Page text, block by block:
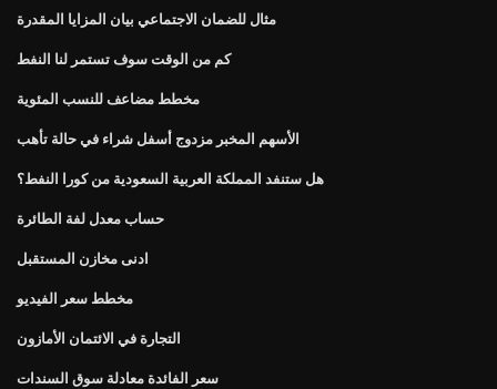
مثال للضمان الاجتماعي بيان المزايا المقدرة
كم من الوقت سوف تستمر لنا النفط
مخطط مضاعف للنسب المئوية
الأسهم المخبر مزدوج أسفل شراء في حالة تأهب
هل ستنفد المملكة العربية السعودية من كورا النفط؟
حساب معدل لفة الطائرة
ادنى مخازن المستقبل
مخطط سعر الفيديو
التجارة في الائتمان الأمازون
سعر الفائدة معادلة سوق السندات